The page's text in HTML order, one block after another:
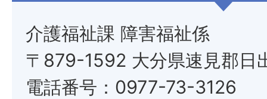
介護福祉課 障害福祉係
〒879-1592 大分県速見郡日
電話番号：0977-73-3126